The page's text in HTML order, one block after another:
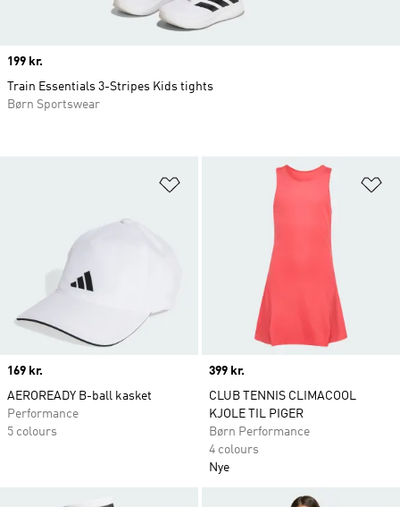
Price
169 kr.
AEROREADY B-ball kasket
Performance
5 colours
Price
399 kr.
CLUB TENNIS CLIMACOOL
KJOLE TIL PIGER
Børn Performance
4 colours
Nye
Price
199 kr.
Train Essentials 3-Stripes Kids tights
Børn Sportswear